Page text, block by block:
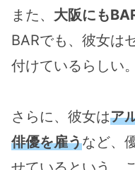
また、 大阪にも
BARでも、彼女は
付けているらしい。
さらに、彼女はア
俳優を雇うなど、